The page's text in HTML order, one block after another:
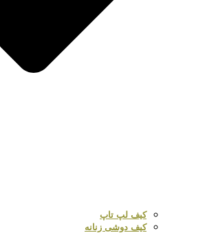
کیف لپ تاپ
کیف دوشی زنانه